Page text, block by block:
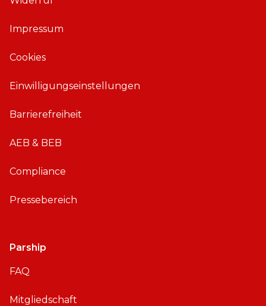
Impressum
Cookies
Einwilligungseinstellungen
Barrierefreiheit
AEB & BEB
Compliance
Pressebereich
Parship
FAQ
Mitgliedschaft